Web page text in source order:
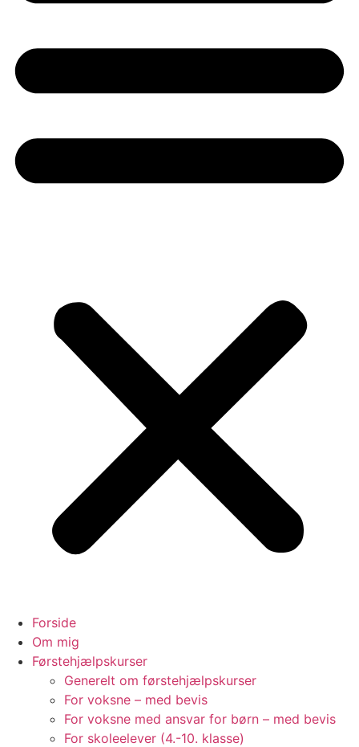
Forside
Om mig
Førstehjælpskurser
Generelt om førstehjælpskurser
For voksne – med bevis
For voksne med ansvar for børn – med bevis
For skoleelever (4.-10. klasse)